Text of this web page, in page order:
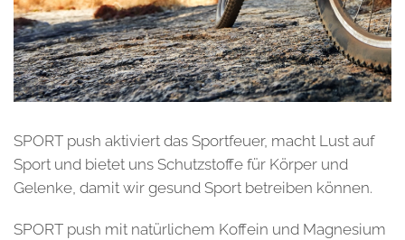
SPORT push aktiviert das Sportfeuer, macht Lust auf
Sport und bietet uns Schutzstoffe für Körper und
Gelenke, damit wir gesund Sport betreiben können.
SPORT push mit natürlichem Koffein und Magnesium